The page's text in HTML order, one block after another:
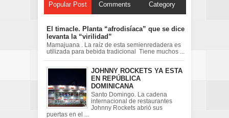
Popular Post Comments Category
El timacle. Planta “afrodisíaca” que se dice
levanta la “virilidad”
Mamajuana . La raíz de esta semienredadera es
utilizada para bebida tradicional Tiene muchos ...
JOHNNY ROCKETS YA ESTA
EN REPÚBLICA
DOMINICANA
Santo Domingo. La cadena
internacional de restaurantes
Johnny Rockets abrió sus
puertas en el ...